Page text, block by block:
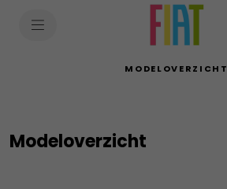
MODELOVERZICHT
Modeloverzicht